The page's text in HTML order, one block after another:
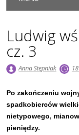
Ludwig
cz. 3
Anna Stępniak
Po zakończeniu
spadkobierców
nietypowego,
pieniędzy.